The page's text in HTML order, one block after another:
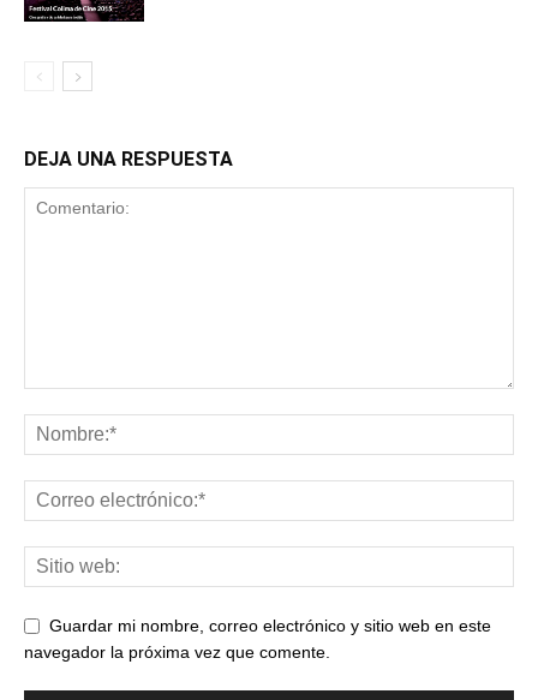
DEJA UNA RESPUESTA
Guardar mi nombre, correo electrónico y sitio web en este
navegador la próxima vez que comente.